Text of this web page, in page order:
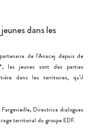
dans les
de l’Anacej depuis de
*, les jeunes sont des parties
dans les territoires, qu’il
Directrice dialogues
territorial du groupe EDF.